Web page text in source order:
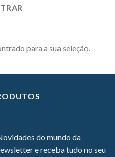
para a sua seleção.
do mundo da
e receba tudo no seu